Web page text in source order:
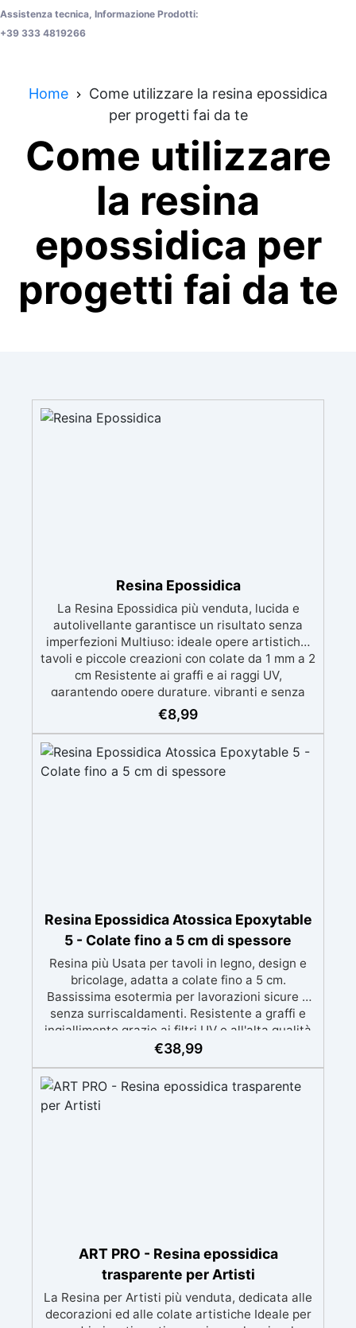
Assistenza tecnica, Informazione Prodotti:
+39 333 4819266
Home
Come utilizzare la resina epossidica
per progetti fai da te
Come utilizzare
la resina
epossidica per
progetti fai da te
Resina Epossidica
La Resina Epossidica più venduta, lucida e
autolivellante garantisce un risultato senza
imperfezioni Multiuso: ideale opere artistiche,
tavoli e piccole creazioni con colate da 1 mm a 2
cm Resistente ai graffi e ai raggi UV,
garantendo opere durature, vibranti e senza
ingiallimenti nel tempo Bassa viscosità e
formula anti-bolle per risultati impeccabili,
Certificata Atossica post catalisi per contatto
con la pelle, BPA free e VoC Free
€8,99
Resina Epossidica Atossica Epoxytable
5 - Colate fino a 5 cm di spessore
Resina più Usata per tavoli in legno, design e
bricolage, adatta a colate fino a 5 cm.
Bassissima esotermia per lavorazioni sicure e
senza surriscaldamenti. Resistente a graffi e
ingiallimento grazie ai filtri UV e all'alta qualità
meccanica. Bassa viscosità per eliminare bolle
BPA/VOC free e certificata per il contatto
prolungato con la pelle.
€38,99
ART PRO - Resina epossidica
trasparente per Artisti
La Resina per Artisti più venduta, dedicata alle
decorazioni ed alle colate artistiche Ideale per